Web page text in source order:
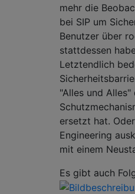
mehr die
bei SIP um
Benutzer über
stattdessen
Letztendlich
"Alles und Alles"
ersetzt hat.
Engineering
mit einem
Es gibt auch